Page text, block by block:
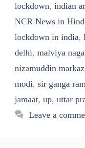
lockdown, indian
NCR News in
lockdown in india,
delhi, malviya
nizamuddin
modi, sir ganga
jamaat, up, uttar
Leave a